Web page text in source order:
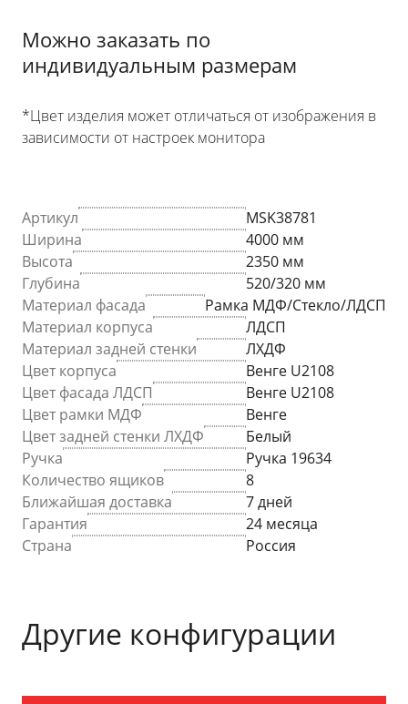
Можно заказать по
индивидуальным размерам
*Цвет изделия может отличаться от изображения в
зависимости от настроек монитора
Артикул
MSK38781
Ширина
4000 мм
Высота
2350 мм
Глубина
520/320 мм
Материал фасада
Рамка МДФ/Стекло/ЛДСП
Материал корпуса
ЛДСП
Материал задней стенки
ЛХДФ
Цвет корпуса
Венге U2108
Цвет фасада ЛДСП
Венге U2108
Цвет рамки МДФ
Венге
Цвет задней стенки ЛХДФ
Белый
Ручка
Ручка 19634
Количество ящиков
8
Ближайшая доставка
7 дней
Гарантия
24 месяца
Страна
Россия
Другие конфигурации